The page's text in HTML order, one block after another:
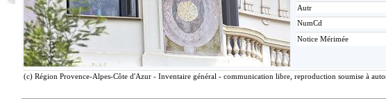
Autr
NumCd
Notice Mérimée
(c) Région Provence-Alpes-Côte d'Azur - Inventaire général - communication libre, reproduction soumise à